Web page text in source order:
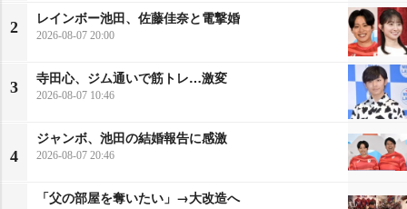
2
レインボー池田、佐藤佳奈と電撃婚
2026-08-07 20:00
3
寺田心、ジム通いで筋トレ…激変
2026-08-07 10:46
4
ジャンボ、池田の結婚報告に感激
2026-08-07 20:46
「父の部屋を奪いたい」→大改造へ